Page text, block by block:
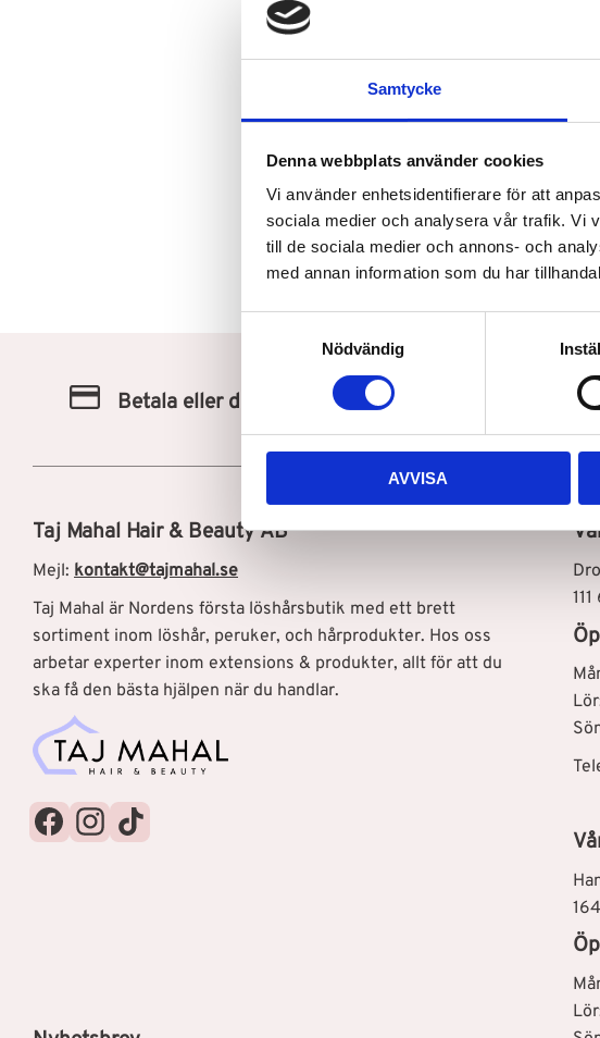
Samtycke
Denna webbplats använder cookies
Vi använder enhetsidentifierare för att
sociala medier och analysera vår trafik. Vi
till de sociala medier och annons- och
med annan information som du har
s
l
Nödvändig
AVVISA
Betala eller delbetala med Klarna
Taj Mahal Hair & Beauty AB
Mejl: kontakt@tajmahal.se
Taj Mahal är Nordens första löshårsbutik med ett brett
sortiment inom löshår, peruker, och hårprodukter. Hos oss
arbetar experter inom extensions & produkter, allt för att du
ska få den bästa hjälpen när du handlar.